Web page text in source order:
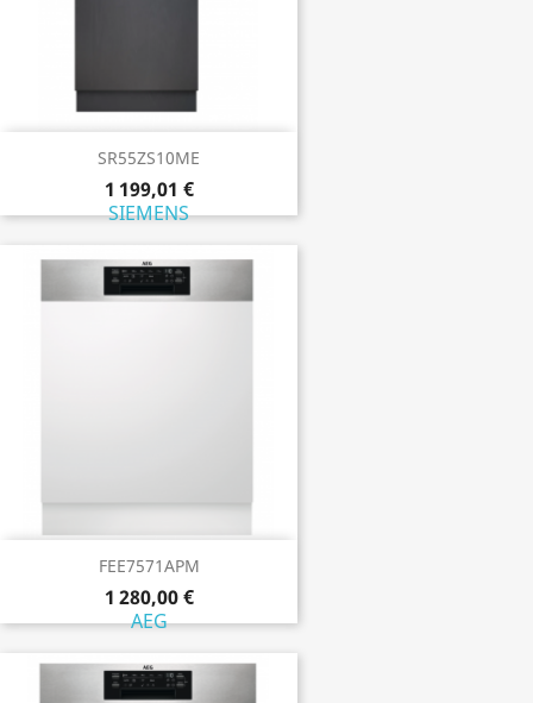
SR55ZS10ME
1 199,01 €
SIEMENS
FEE7571APM
1 280,00 €
AEG